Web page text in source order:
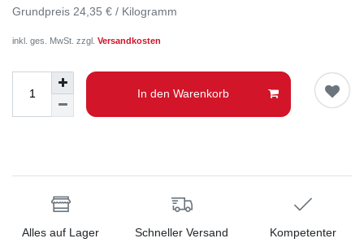
Grundpreis 24,35 € / Kilogramm
inkl. ges. MwSt. zzgl. Versandkosten
In den Warenkorb
Alles auf Lager Schneller Versand
Kompetenter